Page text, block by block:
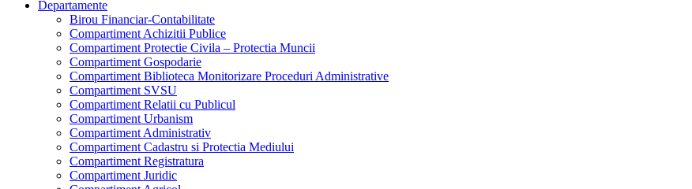
Departamente
Birou Financiar-Contabilitate
Compartiment Achizitii Publice
Compartiment Protectie Civila – Protectia Muncii
Compartiment Gospodarie
Compartiment Biblioteca Monitorizare Proceduri Administrative
Compartiment SVSU
Compartiment Relatii cu Publicul
Compartiment Urbanism
Compartiment Administrativ
Compartiment Cadastru si Protectia Mediului
Compartiment Registratura
Compartiment Juridic